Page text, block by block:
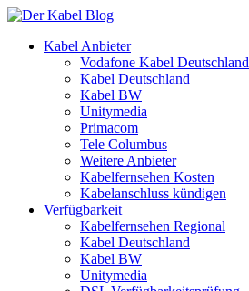
Kabel Anbieter
Vodafone Kabel Deutschland
Kabel Deutschland
Kabel BW
Unitymedia
Primacom
Tele Columbus
Weitere Anbieter
Kabelfernsehen Kosten
Kabelanschluss kündigen
Verfügbarkeit
Kabelfernsehen Regional
Kabel Deutschland
Kabel BW
Unitymedia